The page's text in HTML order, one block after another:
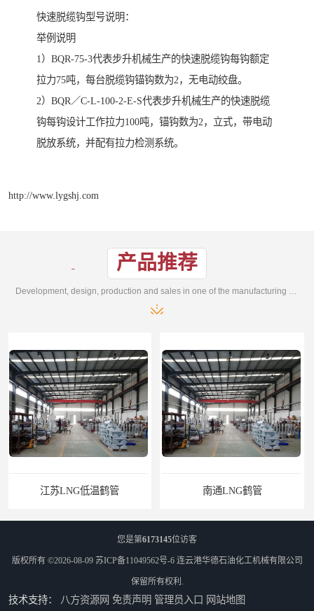
快速脱缆钩型号说明：
举例说明
1）BQR-75-3代表步升机械生产的快速脱缆钩每钩额定
拉力75吨，每台脱缆钩锚钩数为2，无电动绞盘。
2）BQR／C-L-100-2-E-S代表步升机械生产的快速脱缆
钩每钩设计工作拉力100吨，锚钩数为2，立式，带电动
脱放系统，并配有拉力检测系统。
http://www.lygshj.com
产品推荐
南通LNG鹤管 江苏LNG鹤管
您是第6173145位访客
版权所有 ©2026-08-09 苏ICP备11049562号-6 连云港华德石油化工机械有限公司
保留所有权利.
技术支持： 八方资源网 免责声明 管理员入口 网站地图